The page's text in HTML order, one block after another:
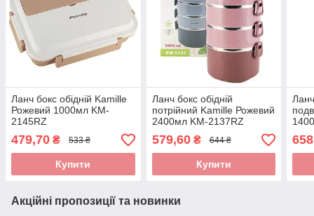
Ланч бокс обідній Kamille
Рожевий 1000мл KM-
2145RZ
479,70 ₴ 533 ₴
Купити
Ланч бокс обідній
потрійний Kamille Рожевий
2400мл KM-2137RZ
579,60₴ 644 ₴
Купити
Акційні пропозиції та новинки